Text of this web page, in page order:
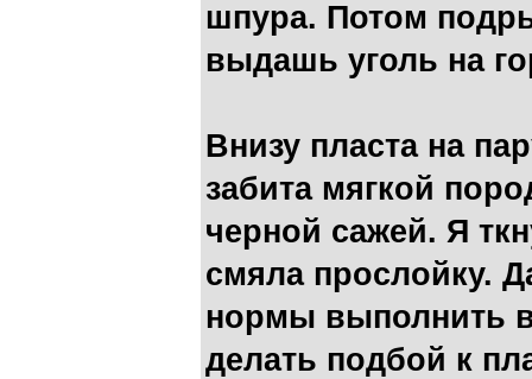
шпура. Потом
выдашь уголь на
Внизу пласта на
забита мягкой
черной сажей. Я
смяла прослойку.
нормы выполнить
делать подбой к